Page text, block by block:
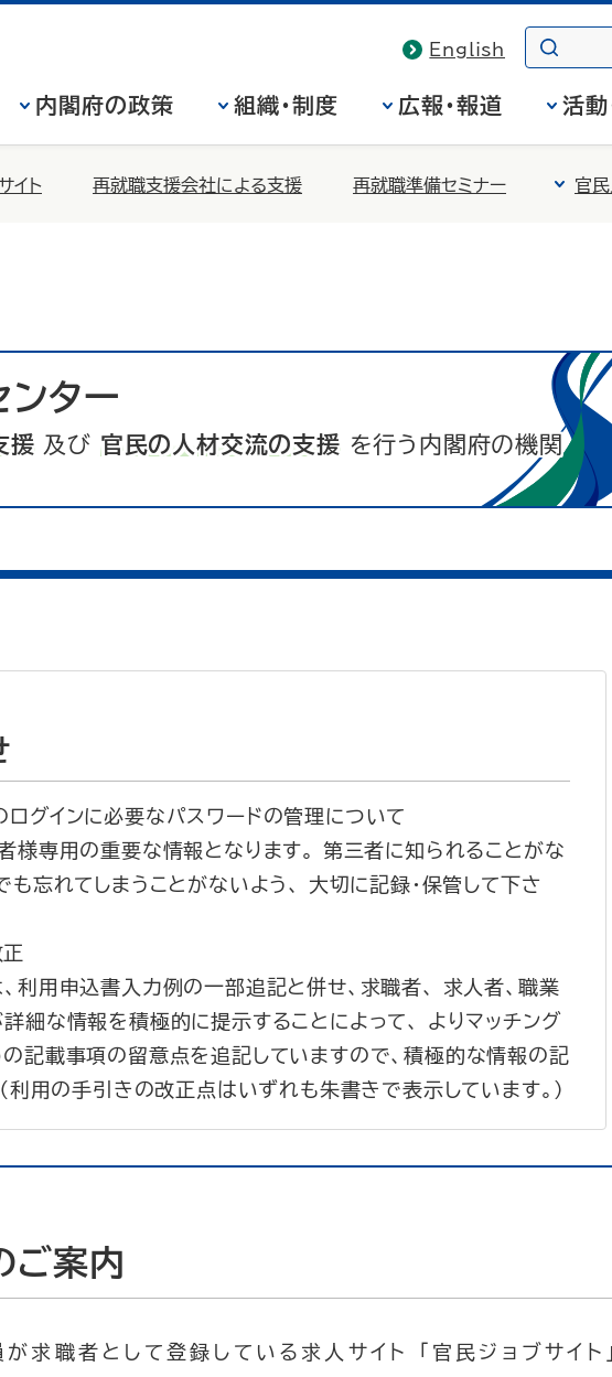
English
内閣府の政策 組織・制度 広報・報道 活動
イト 再就職支援会社による支援 再就職準備セミナー 官
ター
援 及び 官民の人材交流の支援 を行う内閣府の機関
ログインに必要なパスワードの管理について
様専用の重要な情報となります。 第三者に知られることがな
も忘れてしまうことがないよう、 大切に記録・保管して下さ
利用申込書入力例の一部追記と併せ、求職者、 求人者、職業
細な情報を積極的に提示することによって、 よりマッチング
記載事項の留意点を追記していますので、積極的な情報の記
利用の手引きの改正点はいずれも朱書きで表示しています。）
ご案内
求職者として登録している求人サイト 「官民ジョブサイト